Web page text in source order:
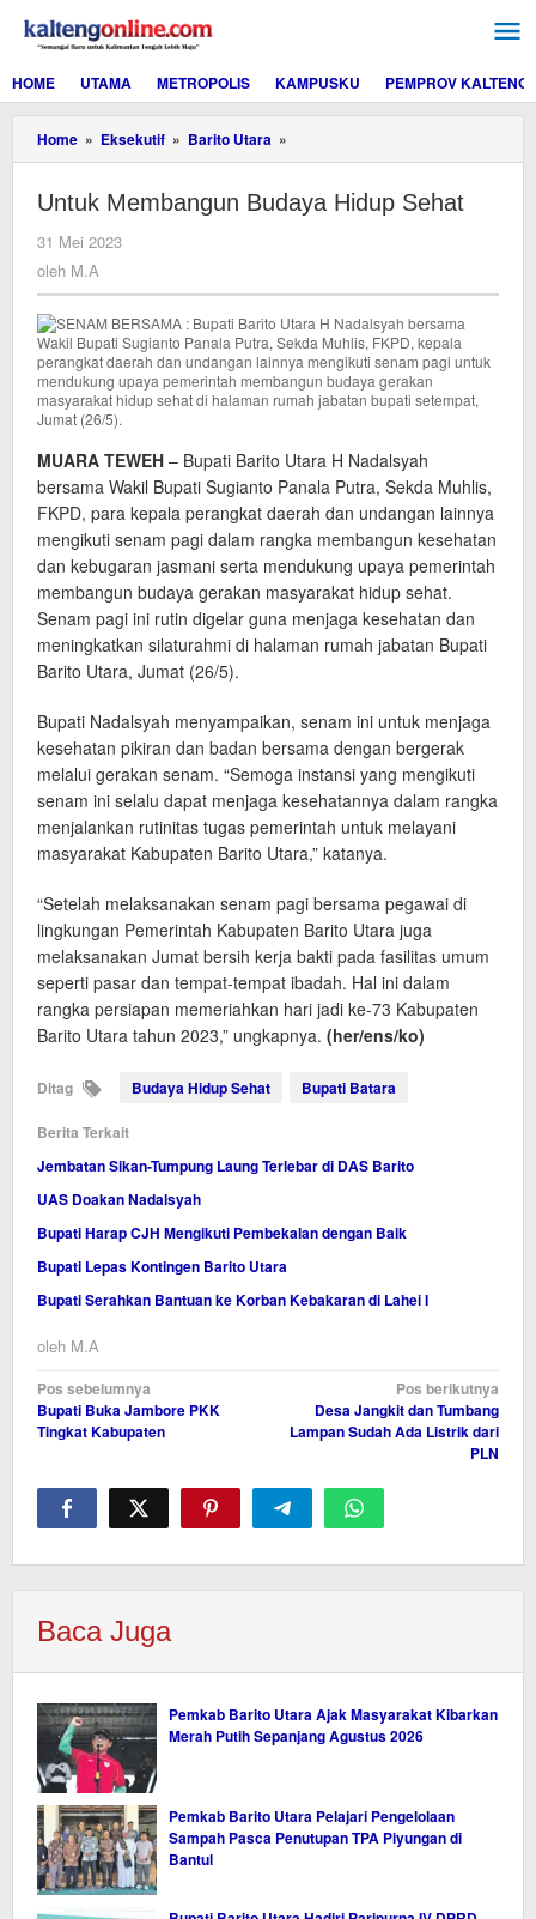
konten
HOME
UTAMA METROPOLIS KAMPUSKU PEMPROV KALTENG
Home » Eksekutif » Barito Utara »
Membangun
Hidup
Untuk Membangun Budaya Hidup Sehat
31 Mei 2023
oleh M.A
MUARA TEWEH – Bupati Barito Utara H Nadalsyah
bersama Wakil Bupati Sugianto Panala Putra, Sekda Muhlis,
FKPD, para kepala perangkat daerah dan undangan lainnya
mengikuti senam pagi dalam rangka membangun kesehatan
dan kebugaran jasmani serta mendukung upaya pemerintah
membangun budaya gerakan masyarakat hidup sehat.
Senam pagi ini rutin digelar guna menjaga kesehatan dan
meningkatkan silaturahmi di halaman rumah jabatan Bupati
Barito Utara, Jumat (26/5).
Bupati Nadalsyah menyampaikan, senam ini untuk menjaga
kesehatan pikiran dan badan bersama dengan bergerak
melalui gerakan senam. “Semoga instansi yang mengikuti
senam ini selalu dapat menjaga kesehatannya dalam rangka
menjalankan rutinitas tugas pemerintah untuk melayani
masyarakat Kabupaten Barito Utara,” katanya.
“Setelah melaksanakan senam pagi bersama pegawai di
lingkungan Pemerintah Kabupaten Barito Utara juga
melaksanakan Jumat bersih kerja bakti pada fasilitas umum
seperti pasar dan tempat-tempat ibadah. Hal ini dalam
rangka persiapan memeriahkan hari jadi ke-73 Kabupaten
Barito Utara tahun 2023,” ungkapnya. (her/ens/ko)
Ditag Budaya Hidup Sehat Bupati Batara
Berita Terkait
Jembatan Sikan-Tumpung Laung Terlebar di DAS Barito
UAS Doakan Nadalsyah
Bupati Harap CJH Mengikuti Pembekalan dengan Baik
Bupati Lepas Kontingen Barito Utara
Bupati Serahkan Bantuan ke Korban Kebakaran di Lahei I
oleh M.A
Navigasi
pos
Pos sebelumnya
Bupati Buka Jambore PKK
Tingkat Kabupaten
Pos berikutnya
Desa Jangkit dan Tumbang
Lampan Sudah Ada Listrik dari
PLN
Baca Juga
Pemkab Barito Utara Ajak Masyarakat Kibarkan
Merah Putih Sepanjang Agustus 2026
Pemkab Barito Utara Pelajari Pengelolaan
Sampah Pasca Penutupan TPA Piyungan di
Bantul